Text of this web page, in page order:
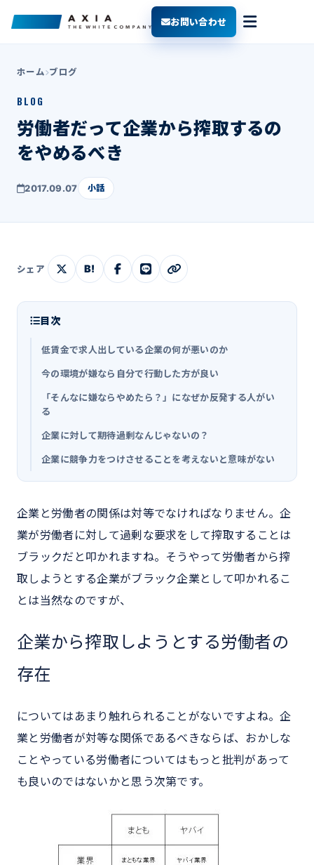
お問い合わせ
ホーム ブログ
BLOG
労働者だって企業から搾取するの
をやめるべき
2017.09.07 小話
シェア B!
目次
低賃金で求人出している企業の何が悪いのか
今の環境が嫌なら自分で行動した方が良い
「そんなに嫌ならやめたら？」になぜか反発する人がい
る
企業に対して期待過剰なんじゃないの？
企業に競争力をつけさせることを考えないと意味がない
企業と労働者の関係は対等でなければなりません。企
業が労働者に対して過剰な要求をして搾取することは
ブラックだと叩かれますね。そうやって労働者から搾
取しようとする企業がブラック企業として叩かれるこ
とは当然なのですが、
企業から搾取しようとする労働者の
存在
についてはあまり触れられることがないですよね。企
業と労働者が対等な関係であるべきならば、おかしな
ことやっている労働者についてはもっと批判があって
も良いのではないかと思う次第です。